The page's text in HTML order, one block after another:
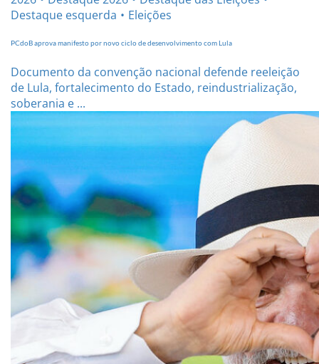
Destaque esquerda
Eleições
PCdoB aprova manifesto por novo ciclo de desenvolvimento com Lula
Documento da convenção nacional defende reeleição
de Lula, fortalecimento do Estado, reindustrialização,
soberania e ...